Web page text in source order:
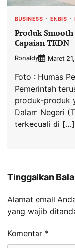
BUSINESS EKBIS
Produk
Capaian TKDN
Ronaldy Maret
Foto : Humas
Pemerintah
produk-produk
Dalam Negeri
terkecuali di […]
Tinggalkan
Alamat email
yang wajib
Komentar *